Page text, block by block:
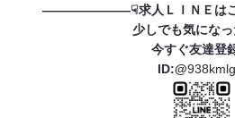
———————☟求人ＬＩＮＥ
少しでも気にな
今すぐ友達登
ID:@